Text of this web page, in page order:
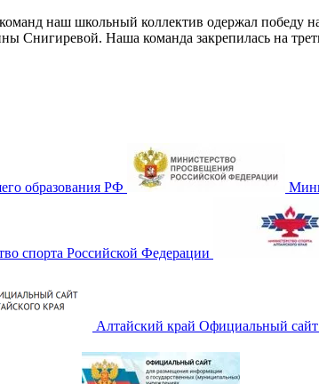
наш школьный коллектив одержал победу
Снигиревой. Наша команда закрепилась на
образования РФ
спорта Российской Федерации
Алтайский край Официальный сайт